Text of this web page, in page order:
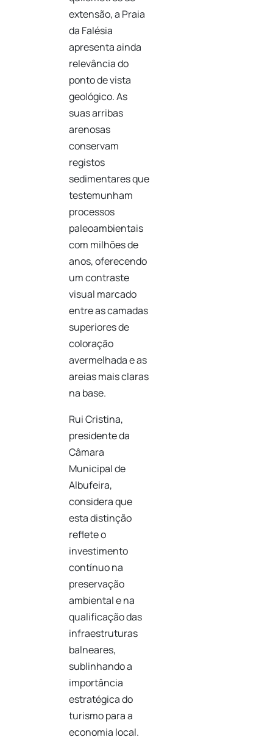
extensão, a Praia
da Falésia
apresenta ainda
relevância do
ponto de vista
geológico. As
suas arribas
arenosas
conservam
registos
sedimentares que
testemunham
processos
paleoambientais
com milhões de
anos, oferecendo
um contraste
visual marcado
entre as camadas
superiores de
coloração
avermelhada e as
areias mais claras
na base.
Rui Cristina,
presidente da
Câmara
Municipal de
Albufeira,
considera que
esta distinção
reflete o
investimento
contínuo na
preservação
ambiental e na
qualificação das
infraestruturas
balneares,
sublinhando a
importância
estratégica do
turismo para a
economia local.